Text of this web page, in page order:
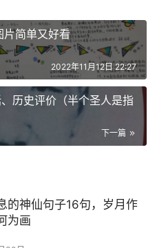
片简单又好看
2022年11月12日 22:27
历史评价（半个圣人是指
下一篇
的神仙句子16句，岁月作
为画